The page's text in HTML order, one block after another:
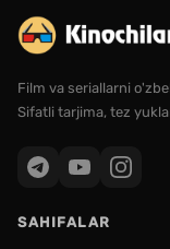
Film va seriallarni
Sifatli tarjima, tez
SAHIFALAR